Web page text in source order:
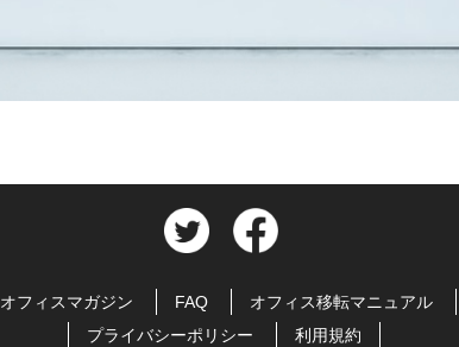
オフィスマガジン FAQ オフィス移転マニュアル
プライバシーポリシー
利用規約